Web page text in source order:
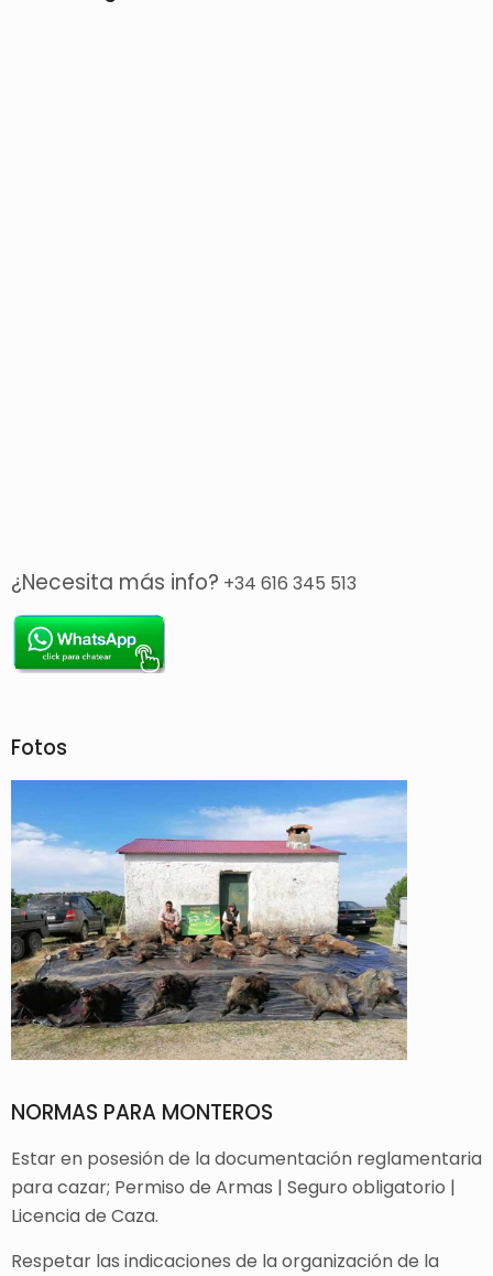
¿Necesita más info? +34 616 345 513
Fotos
NORMAS PARA MONTEROS
Estar en posesión de la documentación reglamentaria
para cazar; Permiso de Armas | Seguro obligatorio |
Licencia de Caza.
Respetar las indicaciones de la organización de la